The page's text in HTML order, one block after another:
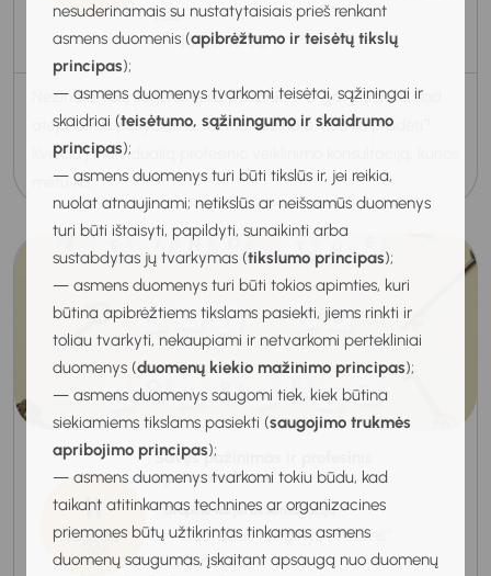
nesuderinamais su nustatytaisiais prieš renkant
asmens duomenis (apibrėžtumo ir teisėtų tikslų
principas);
— asmens duomenys tvarkomi teisėtai, sąžiningai ir
skaidriai (teisėtumo, sąžiningumo ir skaidrumo
principas);
— asmens duomenys turi būti tikslūs ir, jei reikia,
nuolat atnaujinami; netikslūs ar neišsamūs duomenys
turi būti ištaisyti, papildyti, sunaikinti arba
sustabdytas jų tvarkymas (tikslumo principas);
— asmens duomenys turi būti tokios apimties, kuri
būtina apibrėžtiems tikslams pasiekti, jiems rinkti ir
toliau tvarkyti, nekaupiami ir netvarkomi pertekliniai
duomenys (duomenų kiekio mažinimo principas);
— asmens duomenys saugomi tiek, kiek būtina
siekiamiems tikslams pasiekti (saugojimo trukmės
apribojimo principas);
— asmens duomenys tvarkomi tokiu būdu, kad
taikant atitinkamas technines ar organizacines
priemones būtų užtikrintas tinkamas asmens
duomenų saugumas, įskaitant apsaugą nuo duomenų
kab.
10:00-10:30
Nežinote, kokį karjeros kelią pasirinkti? O gal jaučiate, kad
atėjo laikas pokyčiams, tačiau nežinote, nuo ko pradėti?
Kviečiu į individualią profesinio veiklinimo konsultaciją, kurios
metu ka...
11
Rugpjūtis
Savęs pažinimas ir profesinis
apsisprendimas
Grupinė karjeros konsultacija
Nuotolinis renginys „Teams“
platformoje